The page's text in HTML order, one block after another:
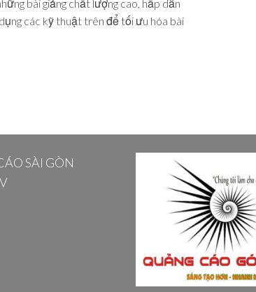
bài giảng chất lượng cao, hấp dẫn
các kỹ thuật trên để tối ưu hóa bài
SÀI GÒN